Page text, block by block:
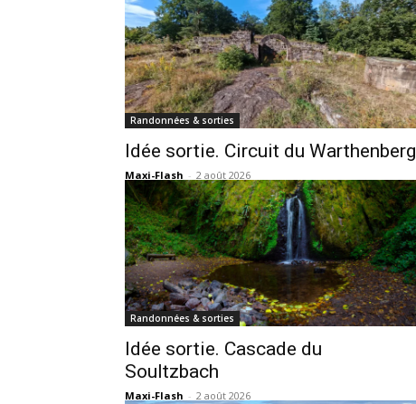
Randonnées & sorties
Idée sortie. Circuit du Warthenberg
Maxi-Flash - 2 août 2026
Randonnées & sorties
Idée sortie. Cascade du
Soultzbach
Maxi-Flash - 2 août 2026